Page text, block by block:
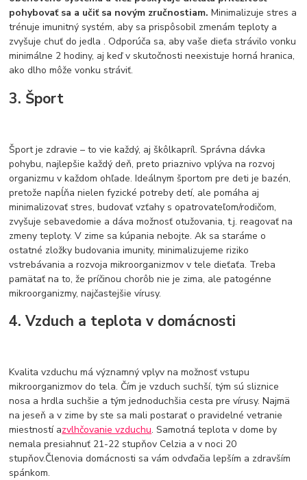
pohybovať sa a učiť sa novým zručnostiam. Minimalizuje stres a
trénuje imunitný systém, aby sa prispôsobil zmenám teploty a
zvyšuje chuť do jedla . Odporúča sa, aby vaše dieťa strávilo vonku
minimálne 2 hodiny, aj keď v skutočnosti neexistuje horná hranica,
ako dlho môže vonku stráviť.
3. Šport
Šport je zdravie – to vie každý, aj škôlkapríl. Správna dávka
pohybu, najlepšie každý deň, preto priaznivo vplýva na rozvoj
organizmu v každom ohľade. Ideálnym športom pre deti je bazén,
pretože napĺňa nielen fyzické potreby detí, ale pomáha aj
minimalizovať stres, budovať vzťahy s opatrovateľom/rodičom,
zvyšuje sebavedomie a dáva možnosť otužovania, t.j. reagovať na
zmeny teploty. V zime sa kúpania nebojte. Ak sa staráme o
ostatné zložky budovania imunity, minimalizujeme riziko
vstrebávania a rozvoja mikroorganizmov v tele dieťaťa. Treba
pamätať na to, že príčinou chorôb nie je zima, ale patogénne
mikroorganizmy, najčastejšie vírusy.
4. Vzduch a teplota v domácnosti
Kvalita vzduchu má významný vplyv na možnosť vstupu
mikroorganizmov do tela. Čím je vzduch suchší, tým sú sliznice
nosa a hrdla suchšie a tým jednoduchšia cesta pre vírusy. Najmä
na jeseň a v zime by ste sa mali postarať o pravidelné vetranie
miestností azvlhčovanie vzduchu. Samotná teplota v dome by
nemala presiahnuť 21-22 stupňov Celzia a v noci 20
stupňov.Členovia domácnosti sa vám odvďačia lepším a zdravším
spánkom.